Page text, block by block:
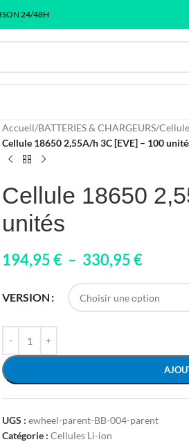
24/48H
Accueil/BATTERIES & CHARGEURS/
Cellule 18650 2,55A/h 3C [EVE] – 100
Cellule 18650
unités
194,95€ – 330,95€
VERSION
UGS : ewheel-parent-BB-004-parent
Catégorie : Cellules Li-ion